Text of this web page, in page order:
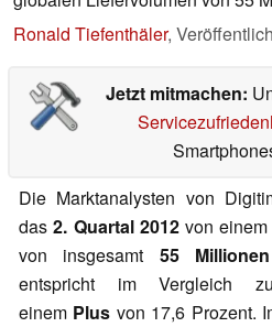
Ronald Tiefenthäler,
Jetzt mitmachen:
Die Marktanalysten von
das2. Quartal 2012von einem
von insgesamt 55
entspricht im Vergleich
einem Plus von 17,6 Prozent.